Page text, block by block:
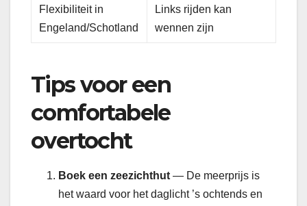
Flexibiliteit in
Engeland/Schotland
Links rijden kan
wennen zijn
Tips voor een
comfortabele
overtocht
Boek een zeezichthut— De meerprijs is
het waard voor het daglicht ’s ochtends en